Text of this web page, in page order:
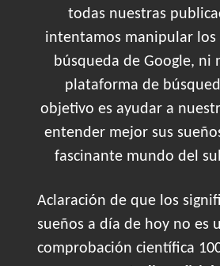
todas nuestras
intentamos manipular los
búsqueda de Google, ni
plataforma de
objetivo es ayudar a
entender mejor sus
fascinante mundo del
Aclaración de que los
sueños a día de hoy no es
comprobación científica